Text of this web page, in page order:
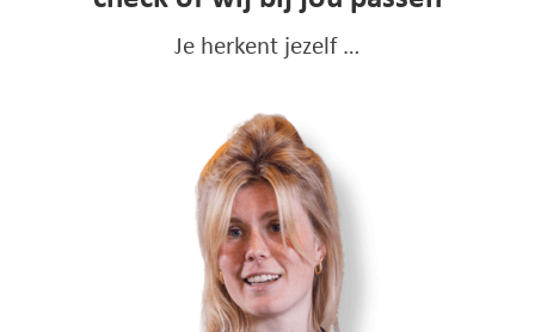
Je herkent jezelf …